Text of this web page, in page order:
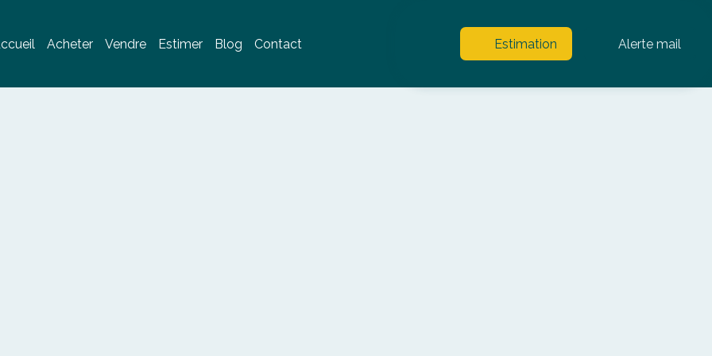
Acheter Vendre Estimer Blog Contact Estimation Alerte mail